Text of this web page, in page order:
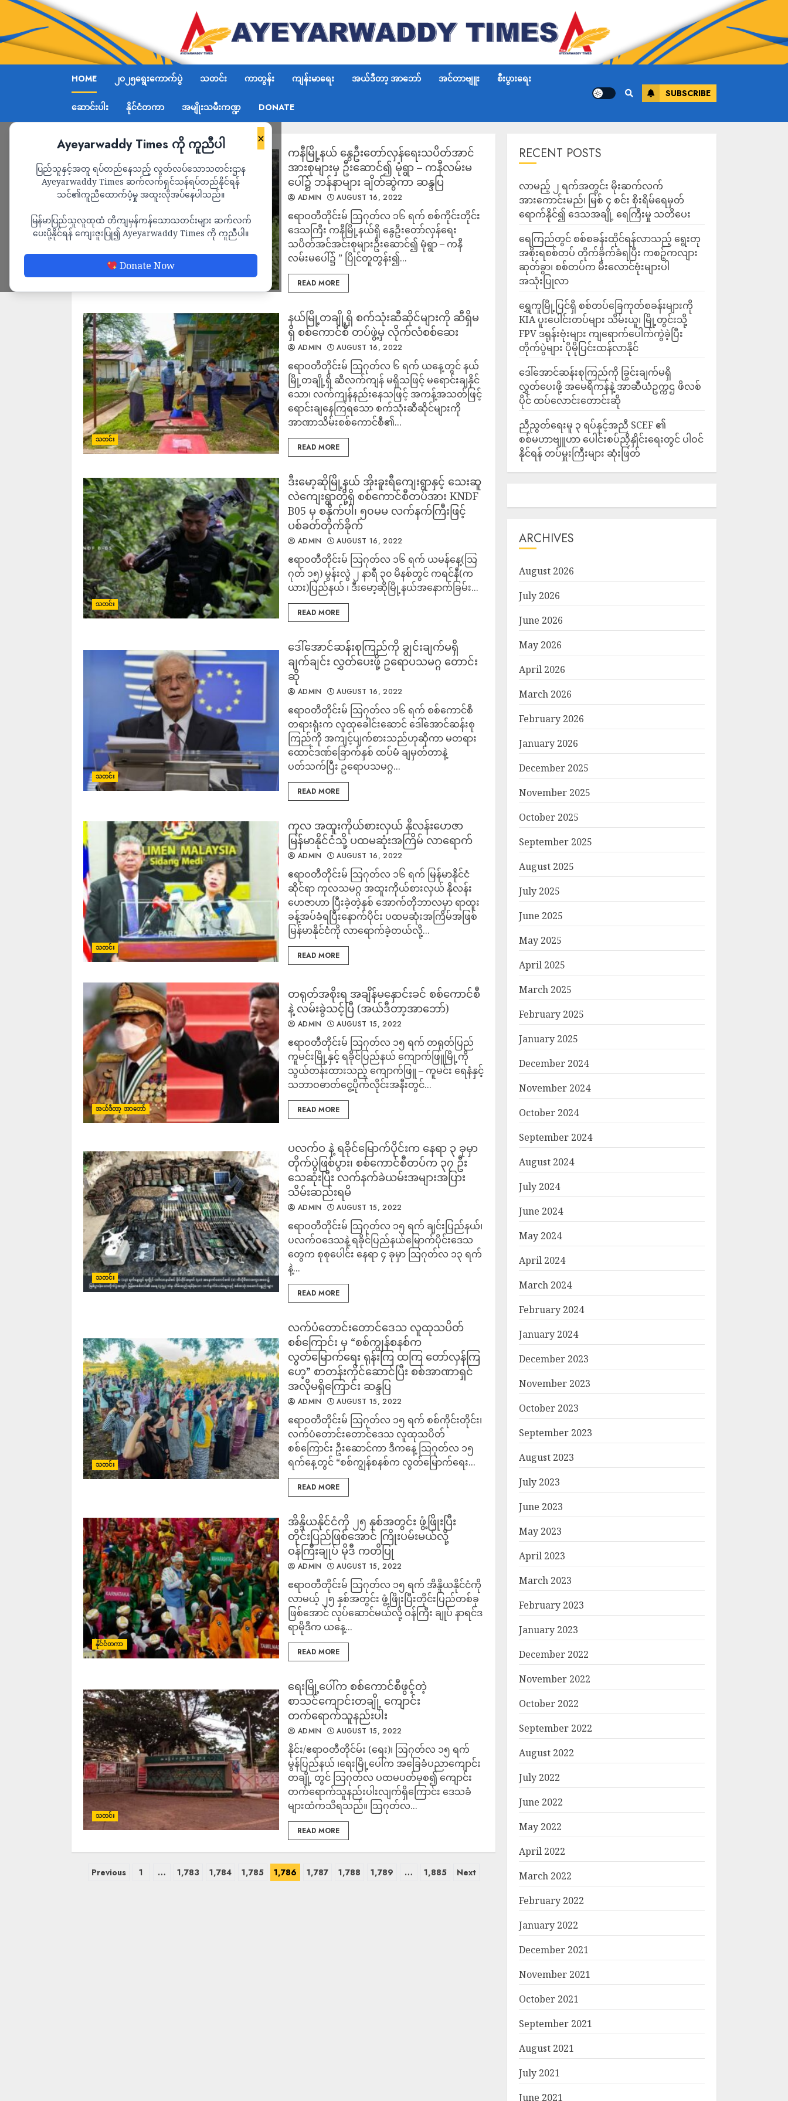
HOME ၂၀၂၅ရွေးကောက်ပွဲ သတင်း ကာတွန်း ကျန်းမာရေး အယ်ဒီတာ့ အာဘော် အင်တာဗျူး စီးပွားရေး
ဆောင်းပါး နိုင်ငံတကာ အမျိုးသမီးကဏ္ဍ DONATE
SUBSCRIBE
×
Ayeyarwaddy Times ကို ကူညီပါ
ပြည်သူနှင့်အတူ ရပ်တည်နေသည့် လွတ်လပ်သောသတင်းဌာန
Ayeyarwaddy Times ဆက်လက်ရှင်သန်ရပ်တည်နိုင်ရန်
သင်၏ကူညီထောက်ပံ့မှု အထူးလိုအပ်နေပါသည်။
မြန်မာပြည်သူလူထုထံ တိကျမှန်ကန်သောသတင်းများ ဆက်လက်
ပေးပို့နိုင်ရန် ကျေးဇူးပြု၍ Ayeyarwaddy Times ကို ကူညီပါ။
Donate Now
ကနီမြို့နယ် နွေဦးတော်လှန်ရေးသပိတ်အာင်
အားစုများမှ ဦးဆောင်၍ မုံရွာ – ကနီလမ်းမ
ပေါ်၌ ဘန်နာများ ချိတ်ဆွဲကာ ဆန္ဒပြ
ADMIN AUGUST 16, 2022
ဧရာဝတီတိုင်းမ် ဩဂုတ်လ ၁၆ ရက် စစ်ကိုင်း‌တိုင်း
ဒေသကြီး ကနီမြို့နယ်ရှိ နွေဦးတော်လှန်ရေး
သပိတ်အင်အင်းစုများဦးဆောင်၍ မုံရွာ – ကနီ
လမ်းမပေါ်၌ ” ပြိုင်တူတွန်း၍...
READ MORE
သတင်း
နယ်မြို့တချို့ရှိ စက်သုံးဆီဆိုင်များကို ဆီရှိမ
ရှိ စစ်ကောင်စီ တပ်ဖွဲ့မှ လိုက်လံစစ်ဆေး
ADMIN AUGUST 16, 2022
ဧရာဝတီတိုင်းမ် သြဂုတ်လ ၆ ရက် ယနေ့တွင် နယ်
မြို့တချို့ရှိ ဆီလက်ကျန် မရှိသဖြင့် မရောင်းချနိုင်
သော၊ လက်ကျန်နည်းနေသဖြင့် အကန့်အသတ်ဖြင့်
ရောင်းချနေကြရသော စက်သုံးဆီဆိုင်များကို
အာဏာသိမ်းစစ်ကောင်စီ၏...
READ MORE
သတင်း
ဒီးမော့ဆိုမြို့နယ် အိုးခူးရီကျေးရွာနှင့် သေးဆူ
လဲကျေးရွာတို့ရှိ စစ်ကောင်စီတပ်အား KNDF
B05 မှ စနိုက်ပါ၊ ၅၀မမ လက်နက်ကြီးဖြင့်
ပစ်ခတ်တိုက်ခိုက်
ADMIN AUGUST 16, 2022
ဧရာဝတီတိုင်းမ် သြဂုတ်လ ၁၆ ရက် ယမန်နေ့(သြ
ဂုတ် ၁၅) မွန်းလွဲ ၂ နာရီ ၃၀ မိနစ်တွင် ကရင်နီ(က
ယား)ပြည်နယ် ၊ ဒီးမော့ဆိုမြို့နယ်အနောက်ခြမ်း...
READ MORE
သတင်း
ဒေါ်အောင်ဆန်းစုကြည်ကို ချွင်းချက်မရှိ
ချက်ချင်း လွှတ်ပေးဖို့ ဥရောပသမဂ္ဂ တောင်း
ဆို
ADMIN AUGUST 16, 2022
ဧရာဝတီတိုင်းမ် သြဂုတ်လ ၁၆ ရက် စစ်ကောင်စီ
တရားရုံးက လူထုခေါင်းဆောင် ဒေါ်အောင်ဆန်းစု
ကြည်ကို အကျင့်ပျက်စားသည်ဟုဆိုကာ မတရား
ထောင်ဒဏ်ခြောက်နှစ် ထပ်မံ ချမှတ်တာနဲ့
ပတ်သက်ပြီး ဥရောပသမဂ္ဂ...
READ MORE
သတင်း
ကုလ အထူးကိုယ်စားလှယ် နိုလန်းဟေဇာ
မြန်မာနိုင်ငံသို့ ပထမဆုံးအကြိမ် လာရောက်
ADMIN AUGUST 16, 2022
ဧရာဝတီတိုင်းမ် သြဂုတ်လ ၁၆ ရက် မြန်မာနိုင်ငံ
ဆိုင်ရာ ကုလသမဂ္ဂ အထူးကိုယ်စားလှယ် နိုလန်း
ဟေဇာဟာ ပြီးခဲ့တဲ့နှစ် အောက်တိုဘာလမှာ ရာထူး
ခန့်အပ်ခံရပြီးနောက်ပိုင်း ပထမဆုံးအကြိမ်အဖြစ်
မြန်မာနိုင်ငံကို လာရောက်ခဲ့တယ်လို့...
READ MORE
အယ်ဒီတာ့ အာဘော်
တရုတ်အစိုးရ အချိန်မနှောင်းခင် စစ်ကောင်စီ
နဲ့ လမ်းခွဲသင့်ပြီ (အယ်ဒီတာ့အာဘော်)
ADMIN AUGUST 15, 2022
ဧရာဝတီတိုင်းမ် သြဂုတ်လ ၁၅ ရက် တရုတ်ပြည်
ကူမင်းမြို့နှင့် ရခိုင်ပြည်နယ် ကျောက်ဖြူမြို့ကို
သွယ်တန်းထားသည့် ကျောက်ဖြူ – ကူမင်း ရေနံနှင့်
သဘာဝဓာတ်ငွေ့ပိုက်လိုင်းအနီးတွင်...
READ MORE
သတင်း
ပလက်ဝ နဲ့ ရခိုင်မြောက်ပိုင်းက နေရာ ၃ ခုမှာ
တိုက်ပွဲဖြစ်ပွား၊ စစ်ကောင်စီတပ်က ၃၇ ဦး
သေဆုံးပြီး လက်နက်ခဲယမ်းအများအပြား
သိမ်းဆည်းရမိ
ADMIN AUGUST 15, 2022
ဧရာဝတီတိုင်းမ် သြဂုတ်လ ၁၅ ရက် ချင်းပြည်နယ်၊
ပလက်ဝဒေသနဲ့ ရခိုင်ပြည်နယ်မြောက်ပိုင်းဒေသ
တွေက စုစုပေါင်း နေရာ ၄ ခုမှာ သြဂုတ်လ ၁၃ ရက်
နဲ့...
READ MORE
သတင်း
လက်ပံတောင်းတောင်ဒေသ လူထုသပိတ်
စစ်ကြောင်း မှ “စစ်ကျွန်စနစ်က
လွတ်မြောက်ရေး ရုန်းကြ ထကြ တော်လှန်ကြ
ဟေ့” စာတန်းကိုင်ဆောင်ပြီး စစ်အာဏာရှင်
အလိုမရှိကြောင်း ဆန္ဒပြ
ADMIN AUGUST 15, 2022
ဧရာဝတီတိုင်းမ် သြဂုတ်လ ၁၅ ရက် စစ်ကိုင်းတိုင်း၊
လက်ပံတောင်းတောင်ဒေသ လူထုသပိတ်
စစ်ကြောင်း ဦးဆောင်ကာ ဒီကနေ့ သြဂုတ်လ ၁၅
ရက်နေ့တွင် “စစ်ကျွန်စနစ်က လွတ်မြောက်ရေး...
READ MORE
နိုင်ငံတကာ
အိန္ဒိယနိုင်ငံကို ၂၅ နှစ်အတွင်း ဖွံ့ဖြိုးပြီး
တိုင်းပြည်ဖြစ်အောင် ကြိုးပမ်းမယ်လို့
ဝန်ကြီးချုပ် မိုဒီ ကတိပြု
ADMIN AUGUST 15, 2022
ဧရာဝတီတိုင်းမ် သြဂုတ်လ ၁၅ ရက် အိန္ဒိယနိုင်ငံကို
လာမယ့် ၂၅ နှစ်အတွင်း ဖွံ့ဖြိုးပြီးတိုင်းပြည်တစ်ခု
ဖြစ်အောင် လုပ်ဆောင်မယ်လို့ ဝန်ကြီး ချုပ် နာရင်ဒ
ရာမိုဒီက ယနေ့...
READ MORE
သတင်း
ရေးမြို့ပေါ်က စစ်ကောင်စီဖွင့်တဲ့
စာသင်ကျောင်းတချို့ ကျောင်း
တက်ရောက်သူနည်းပါး
ADMIN AUGUST 15, 2022
နိုင်း/ဧရာဝတီတိုင်မ်း (ရေး)၊ ဩဂုတ်လ ၁၅ ရက်
မွန်ပြည်နယ် ၊ရေးမြို့ပေါ်က အခြေခံပညာကျောင်း
တချို့ တွင် သြဂုတ်လ ပထမပတ်မှစ၍ ကျောင်း
တက်ရောက်သူနည်းပါးလျက်ရှိကြောင်း ဒေသခံ
များထံကသိရသည်။ ဩဂုတ်လ...
READ MORE
Previous 1 … 1,783 1,784 1,785 1,786 1,787 1,788 1,789 … 1,885 Next
RECENT POSTS
လာမည့် ၂ ရက်အတွင်း မိုးဆက်လက်
အားကောင်းမည်၊ မြစ် ၄ စင်း စိုးရိမ်ရေမှတ်
ရောက်နိုင်၍ ဒေသအချို့ ရေကြီးမှု သတိပေး
ရေကြည်တွင် စစ်စခန်းထိုင်ရန်လာသည့် ရွေးတု
အစိုးရစစ်တပ် တိုက်ခိုက်ခံရပြီး ကစဉ့်ကလျား
ဆုတ်ခွာ၊ စစ်တပ်က မီးလောင်ဗုံးများပါ
အသုံးပြုလာ
‎ရွှေကူမြို့ပြင်ရှိ စစ်တပ်ခြေကုတ်စခန်းများကို
KIA ပူးပေါင်းတပ်များ သိမ်းယူ၊ မြို့တွင်းသို့
FPV ဒရုန်းဗုံးများ ကျရောက်ပေါက်ကွဲခဲ့ပြီး
တိုက်ပွဲများ ပိုမိုပြင်းထန်လာနိုင်
ဒေါ်အောင်ဆန်းစုကြည်ကို ခြွင်းချက်မရှိ
လွှတ်ပေးဖို့ အမေရိကန်နဲ့ အာဆီယံဥက္ကဌ ဖိလစ်
ပိုင် ထပ်လောင်းတောင်းဆို
ညီညွတ်ရေးမူ ၃ ရပ်နှင့်အညီ SCEF ၏
စစ်မဟာဗျူဟာ ပေါင်းစပ်ညှိနှိုင်းရေးတွင် ပါဝင်
နိုင်ရန် တပ်မှူးကြီးများ ဆုံးဖြတ်
ARCHIVES
August 2026
July 2026
June 2026
May 2026
April 2026
March 2026
February 2026
January 2026
December 2025
November 2025
October 2025
September 2025
August 2025
July 2025
June 2025
May 2025
April 2025
March 2025
February 2025
January 2025
December 2024
November 2024
October 2024
September 2024
August 2024
July 2024
June 2024
May 2024
April 2024
March 2024
February 2024
January 2024
December 2023
November 2023
October 2023
September 2023
August 2023
July 2023
June 2023
May 2023
April 2023
March 2023
February 2023
January 2023
December 2022
November 2022
October 2022
September 2022
August 2022
July 2022
June 2022
May 2022
April 2022
March 2022
February 2022
January 2022
December 2021
November 2021
October 2021
September 2021
August 2021
July 2021
June 2021